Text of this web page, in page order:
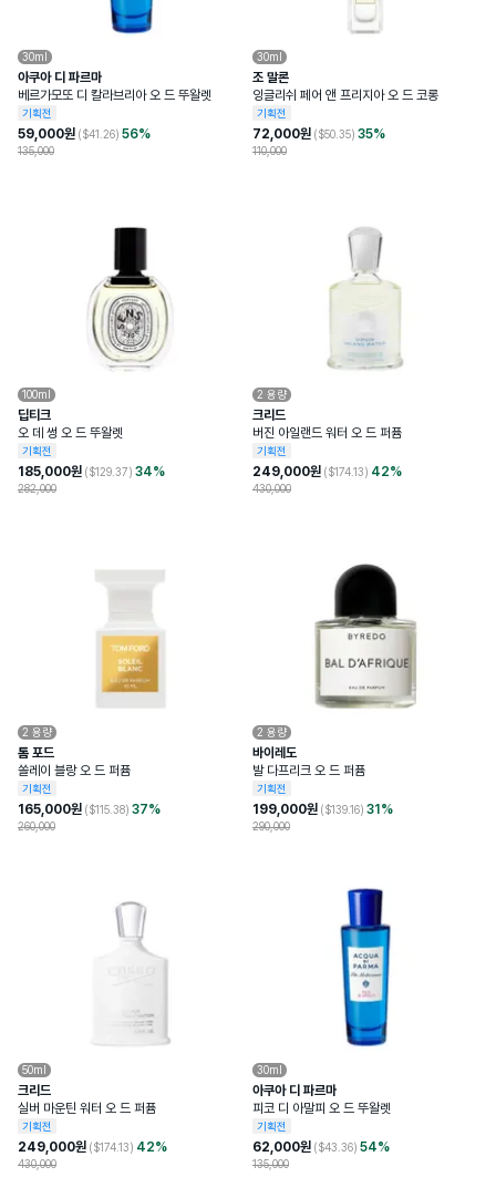
30ml
아쿠아 디 파르마
베르가모또 디 칼라브리아 오 드 뚜왈렛
기획전
59,000원 ($41.26) 56%
135,000
30ml
조 말론
잉글리쉬 페어 앤 프리지아 오 드 코롱
기획전
72,000원 ($50.35) 35%
110,000
100ml
딥티크
오 데 썽 오 드 뚜왈렛
기획전
185,000원 ($129.37) 34%
282,000
2 용량
크리드
버진 아일랜드 워터 오 드 퍼퓸
기획전
249,000원 ($174.13) 42%
430,000
2 용량
톰 포드
쏠레이 블랑 오 드 퍼퓸
기획전
165,000원 ($115.38) 37%
260,000
2 용량
바이레도
발 다프리크 오 드 퍼퓸
기획전
199,000원 ($139.16) 31 %
290,000
50ml
크리드
실버 마운틴 워터 오 드 퍼퓸
기획전
249,000원 ($174.13) 42%
430,000
30ml
아쿠아 디 파르마
피코 디 아말피 오 드 뚜왈렛
기획전
62,000원 ($43.36) 54%
135,000